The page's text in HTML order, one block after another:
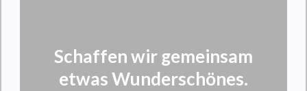
Schaffen wir gemeinsam
etwas Wunderschönes.